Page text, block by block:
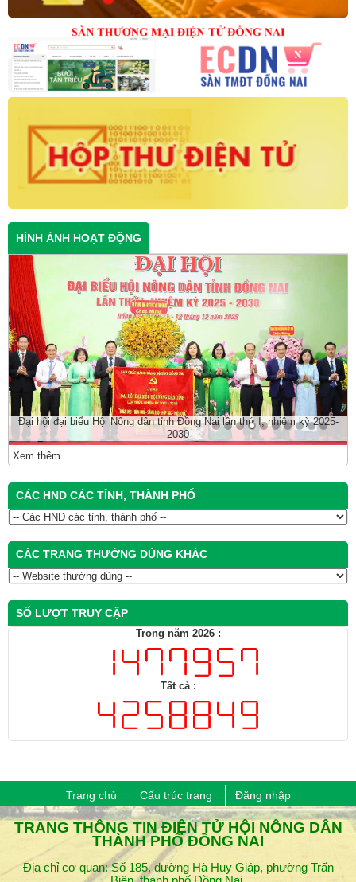
HÌNH ẢNH HOẠT ĐỘNG
Đại hội đại biểu Hội Nông dân tỉnh Đồng Nai lần thứ I, nhiệm kỳ 2025-
2030
Xem thêm
CÁC HND CÁC TỈNH, THÀNH PHỐ
CÁC TRANG THƯỜNG DÙNG KHÁC
SỐ LƯỢT TRUY CẬP
Trong năm 2026 :
Tất cả :
Trang chủ Cấu trúc trang Đăng nhập
​TRANG THÔNG TIN ĐIỆN TỬ HỘI NÔNG DÂN
THÀNH PHỐ ĐỒNG NAI
Địa chỉ cơ quan: Số 185, đường Hà Huy Giáp, phường Trấn